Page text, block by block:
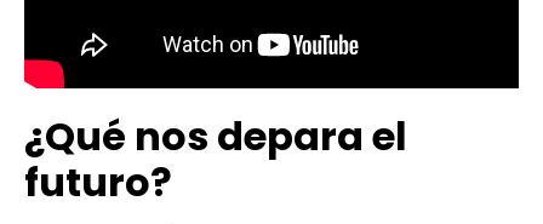
¿Qué nos depara el
futuro?